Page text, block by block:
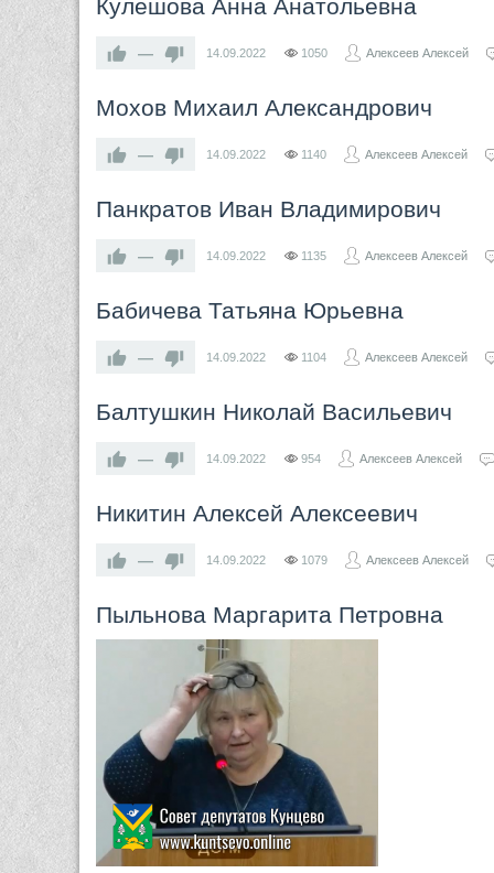
Кулешова Анна Анатольевна
— 14.09.2022 1050 Алексеев Алексей
Мохов Михаил Александрович
— 14.09.2022 1140 Алексеев Алексей
Панкратов Иван Владимирович
— 14.09.2022 1135 Алексеев Алексей
Бабичева Татьяна Юрьевна
— 14.09.2022 1104 Алексеев Алексей
Балтушкин Николай Васильевич
— 14.09.2022 954 Алексеев Алексей
Никитин Алексей Алексеевич
— 14.09.2022 1079 Алексеев Алексей
Пыльнова Маргарита Петровна